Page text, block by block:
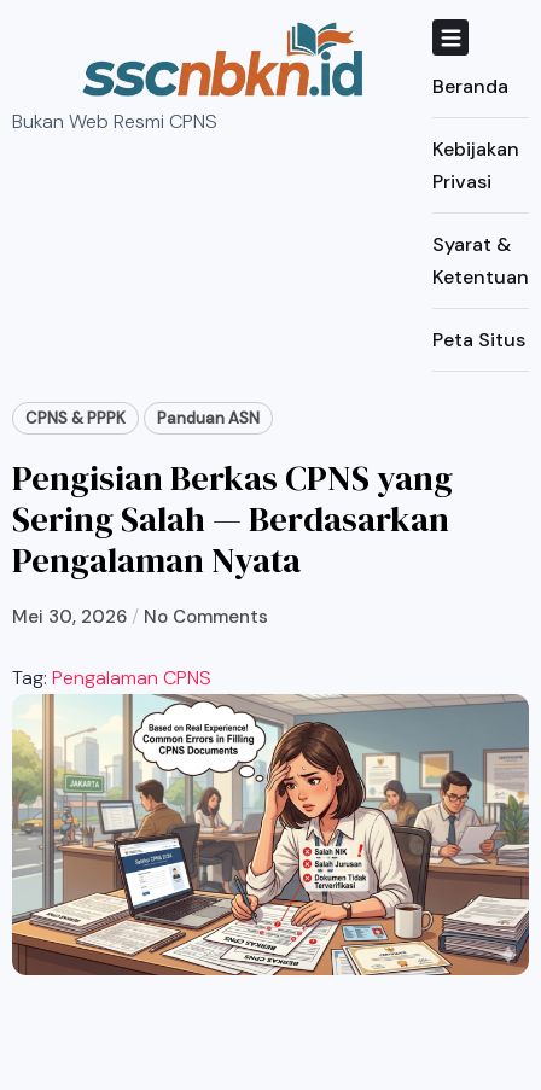
Bukan Web Resmi CPNS
Beranda
Kebijakan
Privasi
Syarat &
Ketentuan
Peta Situs
CPNS & PPPK Panduan ASN
Pengisian Berkas CPNS yang
Sering Salah — Berdasarkan
Pengalaman Nyata
Mei 30, 2026 / No Comments
Tag: Pengalaman CPNS